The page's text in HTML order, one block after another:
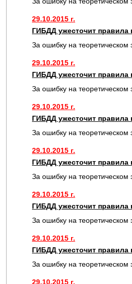
29.10.2015 г.
ГИБДД ужесточит правила
За ошибку на теоретическом
29.10.2015 г.
ГИБДД ужесточит правила
За ошибку на теоретическом
29.10.2015 г.
ГИБДД ужесточит правила
За ошибку на теоретическом
29.10.2015 г.
ГИБДД ужесточит правила
За ошибку на теоретическом
29.10.2015 г.
ГИБДД ужесточит правила
За ошибку на теоретическом
29.10.2015 г.
ГИБДД ужесточит правила
За ошибку на теоретическом
29.10.2015 г.